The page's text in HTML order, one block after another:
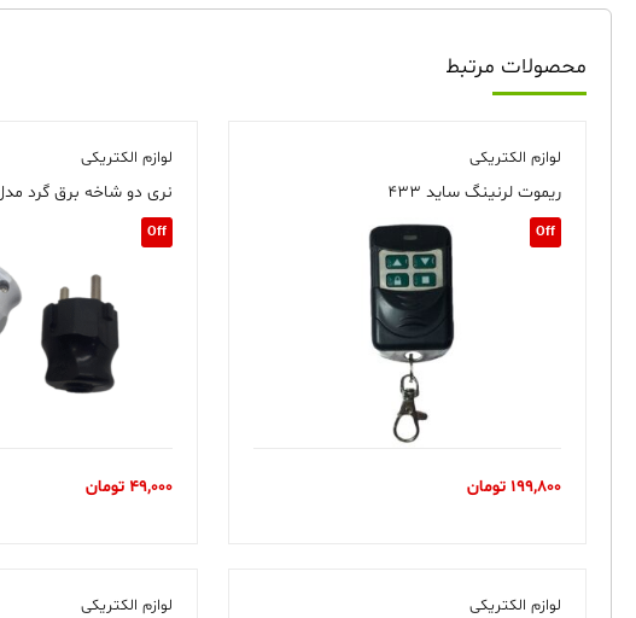
محصولات مرتبط
لوازم الکتریکی
ریموت لرنینگ ساید ۴۳۳
Off
199,800 تومان
لوازم الکتریکی
نری دو شاخه برق گرد
Off
49,000 تومان
لوازم الکتریکی لوازم الکتریکی